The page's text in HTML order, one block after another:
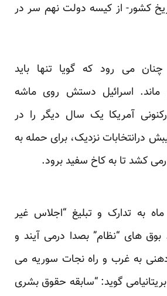
کشور- از کیسه دولت نهم سر در
می رود که گویا تنها باید
ماند. اسرائیل دستش روی ماشه
آمریکا یک سال دیگر را در
درانتخابات نزدیک، برای حمله به
رمی کشد تا به کاخ سفید برود.
به تدارک و تبلیغ “اجلاس غیر
های “نظام” بصدا درمی آیند و
دهنی به غرب و راه نجات سوریه می
گوید: “سابقه حقوق بشری